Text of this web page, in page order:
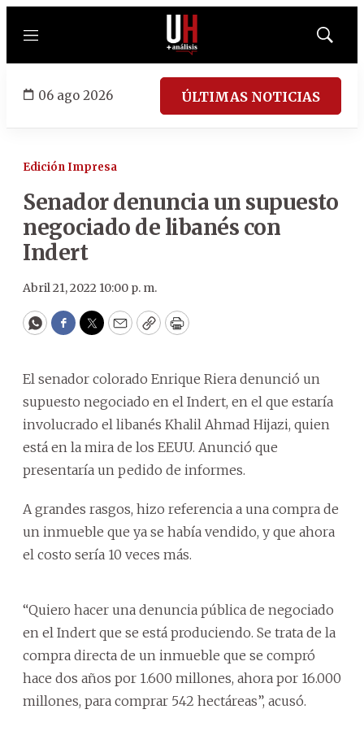
Menú
Mostrar
06 ago 2026 ÚLTIMAS NOTICIAS
Edición Impresa
Senador denuncia un supuesto
negociado de libanés con
Indert
Abril 21, 2022 10:00 p. m.
WhatsApp
Facebook
Twitter
EmailCopyPrint
El senador colorado Enrique Riera denunció un
supuesto negociado en el Indert, en el que estaría
involucrado el libanés Khalil Ahmad Hijazi, quien
está en la mira de los EEUU. Anunció que
presentaría un pedido de informes.
A grandes rasgos, hizo referencia a una compra de
un inmueble que ya se había vendido, y que ahora
el costo sería 10 veces más.
“Quiero hacer una denuncia pública de negociado
en el Indert que se está produciendo. Se trata de la
compra directa de un inmueble que se compró
hace dos años por 1.600 millones, ahora por 16.000
millones, para comprar 542 hectáreas”, acusó.